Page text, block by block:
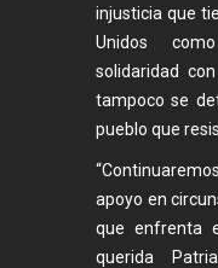
injusticia que
Unidos
solidaridad
tampoco se
pueblo que
apoyo en
que enfrenta
querida